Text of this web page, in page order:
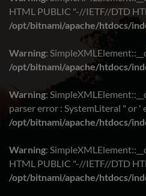
HTML PUBLIC "-//IETF//DTD
/opt/bitnami/apache/htdocs/
Warning:
/opt/bitnami/apache/htdocs/
Warning:
parser error : SystemLiteral " or '
/opt/bitnami/apache/htdocs/
Warning:
HTML PUBLIC "-//IETF//DTD
/opt/bitnami/apache/htdocs/